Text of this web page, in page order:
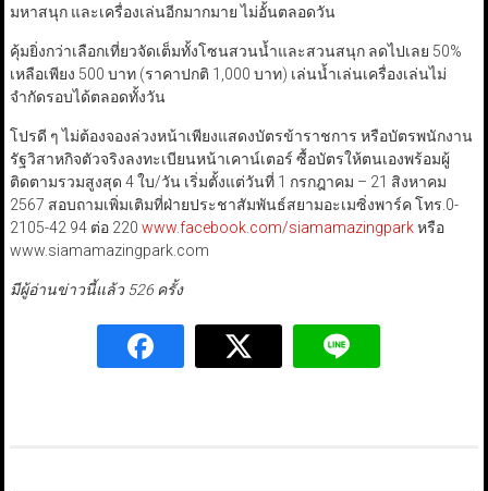
มหาสนุก และเครื่องเล่นอีกมากมาย ไม่อั้นตลอดวัน
คุ้มยิ่งกว่าเลือกเที่ยวจัดเต็มทั้งโซนสวนน้ำและสวนสนุก ลดไปเลย 50%
เหลือเพียง 500 บาท (ราคาปกติ 1,000 บาท) เล่นน้ำเล่นเครื่องเล่นไม่
จำกัดรอบได้ตลอดทั้งวัน
โปรดี ๆ ไม่ต้องจองล่วงหน้าเพียงแสดงบัตรข้าราชการ หรือบัตรพนักงาน
รัฐวิสาหกิจตัวจริงลงทะเบียนหน้าเคาน์เตอร์ ซื้อบัตรให้ตนเองพร้อมผู้
ติดตามรวมสูงสุด 4 ใบ/วัน เริ่มตั้งแต่วันที่ 1 กรกฎาคม – 21 สิงหาคม
2567 สอบถามเพิ่มเติมที่ฝ่ายประชาสัมพันธ์สยามอะเมซิ่งพาร์ค โทร.0-
2105-42 94 ต่อ 220 www.facebook.com/siamamazingparkหรือ
www.siamamazingpark.com
มีผู้อ่านข่าวนี้แล้ว 526 ครั้ง